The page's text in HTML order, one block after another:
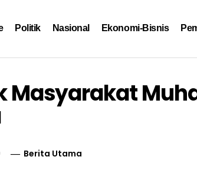
Politik Nasional Ekonomi-Bisnis
Masyarakat
Berita Utama